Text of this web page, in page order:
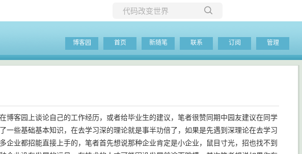
当前博客
博客园 首页 新随笔 联系 订阅 管理
博客园上谈论自己的工作经历，或者给毕业生的建议，笔者很赞同期中园友建议在同学
一些基础基本知识，在去学习深的理论就是事半功倍了，如果是先遇到深理论在去学习
业都招能直接上手的，笔者首先想说那种企业肯定是小企业，鼠目寸光，招也找不到